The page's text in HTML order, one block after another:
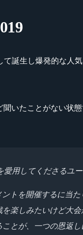
て誕生し爆発的な
いたことがない状
を愛用してくださる
ントを開催するに
楽しみたいけど大
とが、一つの恩返し